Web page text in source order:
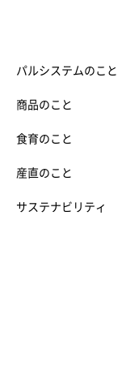
パルシステムのこと
商品のこと
食育のこと
産直のこと
サステナビリティ